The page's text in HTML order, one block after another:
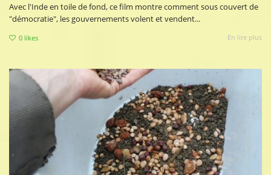
Avec l'Inde en toile de fond, ce film montre comment sous couvert de
"démocratie", les gouvernements volent et vendent...
0 likes En lire plus